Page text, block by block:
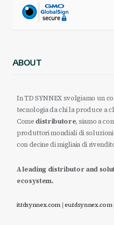
ABOUT
In TD SYNNEX svolgiamo un
tecnologia da chi la produce a
Come distributore, siamo a
produttori mondiali di
con decine di migliaia di
A leading distributor and
ecosystem.
it.tdsynnex.com|eu.tdsynnex.com